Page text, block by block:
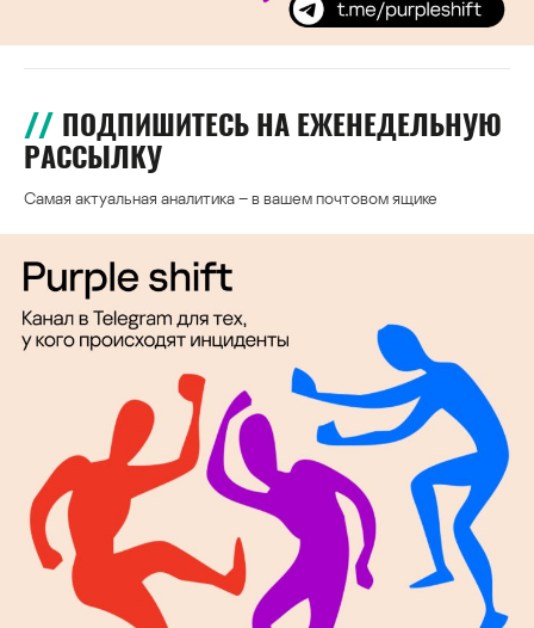
ПОДПИШИТЕСЬ НА ЕЖЕНЕДЕЛЬНУЮ
РАССЫЛКУ
Самая актуальная аналитика – в вашем почтовом ящике